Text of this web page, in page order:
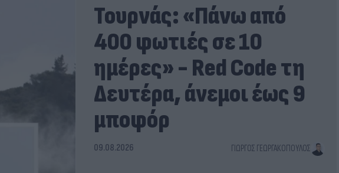
Τουρνάς: «Πάνω από
400 φωτιές σε 10
ημέρες» - Red Code τη
Δευτέρα, άνεμοι έως 9
μποφόρ
09.08.2026 ΓΙΏΡΓΟΣ ΓΕΩΡΓΑΚΌΠΟΥΛΟΣ